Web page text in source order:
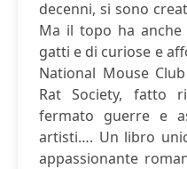
decenni, si sono
Ma il topo ha
gatti e di curiose e
National Mouse
Rat Society, fatto
fermato guerre e
artisti…. Un libro
appassionante